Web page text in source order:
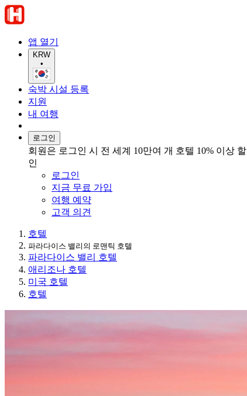
앱 열기
KRW
•
숙박 시설 등록
지원
내 여행
로그인
회원은 로그인 시 전 세계 10만여 개 호텔 10% 이상 할
인
로그인
지금 무료 가입
여행 예약
고객 의견
호텔
파라다이스 밸리의 로맨틱 호텔
파라다이스 밸리 호텔
애리조나 호텔
미국 호텔
호텔